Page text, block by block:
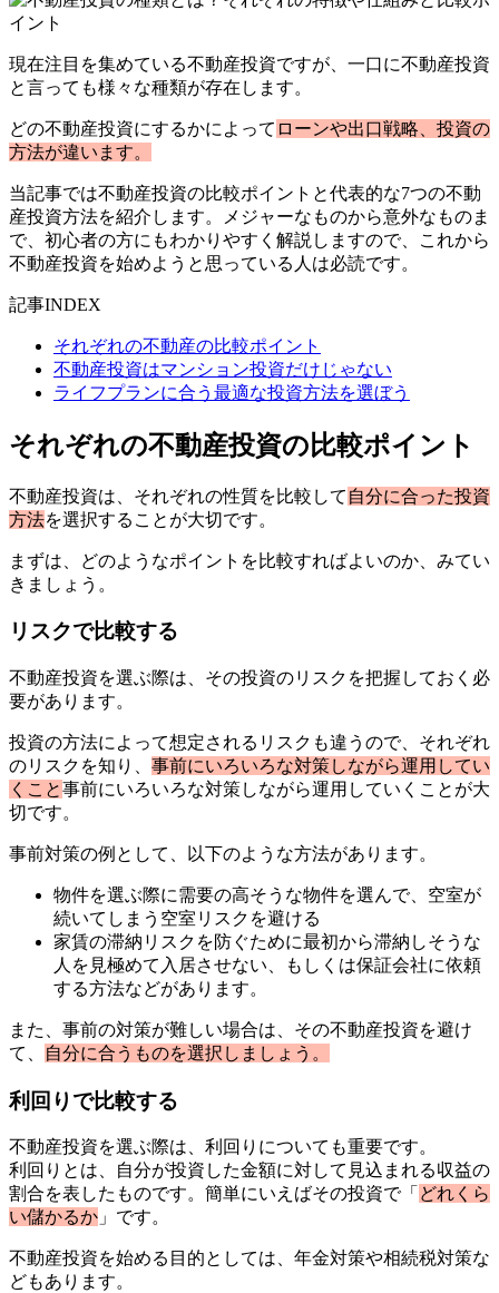
現在注目を集めている不動産投資ですが、一口に不動産投資
と言っても様々な種類が存在します。
どの不動産投資にするかによって ローンや出口戦略、投資の
方法が違います。
当記事では不動産投資の比較ポイントと代表的な7つの不動
産投資方法を紹介します。メジャーなものから意外なものま
で、初心者の方にもわかりやすく解説しますので、これから
不動産投資を始めようと思っている人は必読です。
記事INDEX
それぞれの不動産の比較ポイント
不動産投資はマンション投資だけじゃない
ライフプランに合う最適な投資方法を選ぼう
それぞれの不動産投資の比較ポイント
不動産投資は、それぞれの性質を比較して 自分に合った投資
方法を選択することが大切です。
まずは、どのようなポイントを比較すればよいのか、みてい
きましょう。
リスクで比較する
不動産投資を選ぶ際は、その投資のリスクを把握しておく必
要があります。
投資の方法によって想定されるリスクも違うので、それぞれ
のリスクを知り、 事前にいろいろな対策しながら運用してい
くこと事前にいろいろな対策しながら運用していくことが大
切です。
事前対策の例として、以下のような方法があります。
物件を選ぶ際に需要の高そうな物件を選んで、空室が
続いてしまう空室リスクを避ける
家賃の滞納リスクを防ぐために最初から滞納しそうな
人を見極めて入居させない、もしくは保証会社に依頼
する方法などがあります。
また、事前の対策が難しい場合は、その不動産投資を避け
て、
自分に合うものを選択しましょう。
利回りで比較する
不動産投資を選ぶ際は、利回りについても重要です。
利回りとは、自分が投資した金額に対して見込まれる収益の
割合を表したものです。簡単にいえばその投資で「 どれくら
い儲かるか 」です。
不動産投資を始める目的としては、年金対策や相続税対策な
どもあります。